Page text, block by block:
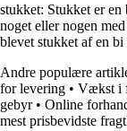
stukket: Stukket er
noget eller nogen
blevet stukket af en
Andre populære
for levering • Vækst i
gebyr• Online
mest prisbevidste